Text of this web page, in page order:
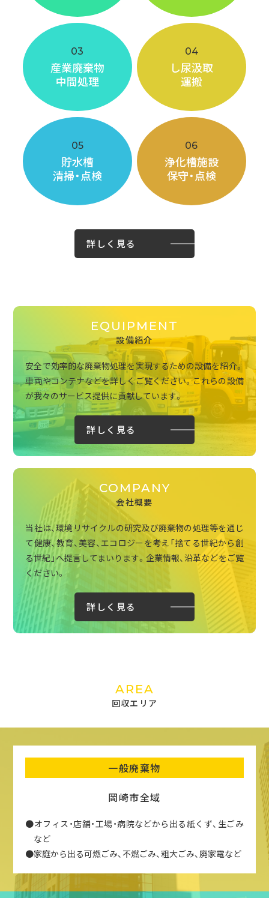
03
産業廃棄物
中間処理
04
し尿汲取
運搬
05
貯水槽
清掃・点検
06
浄化槽施設
保守・点検
詳しく見る
EQUIPMENT
設備紹介
安全で効率的な廃棄物処理を実現するための設備を紹介。
車両やコンテナなどを詳しくご覧ください。これらの設備
が我々のサービス提供に貢献しています。
詳しく見る
COMPANY
会社概要
当社は、環境リサイクルの研究及び廃棄物の処理等を通じ
て健康、教育、美容、エコロジーを考え「捨てる世紀から創
る世紀」へ提言してまいります。企業情報、沿革などをご覧
ください。
詳しく見る
AREA
回収エリア
一般廃棄物
岡崎市全域
●オフィス・店舗・工場・病院などから出る紙くず、生ごみ
など
●家庭から出る可燃ごみ、不燃ごみ、粗大ごみ、廃家電など